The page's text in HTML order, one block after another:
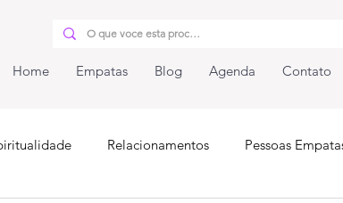
Home Empatas Blog Agenda Contato
Relacionamentos Pessoas